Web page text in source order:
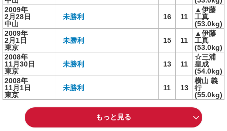
2009年
2月28日
中山
未勝利 16 11
▲伊藤
工真
(53.0kg)
2009年
2月1日
東京
未勝利 15 11
▲伊藤
工真
(53.0kg)
2008年
11月30日
東京
未勝利 13 11
☆三浦
皇成
(54.0kg)
2008年
11月1日
東京
未勝利 11 13
横山 義
行
(55.0kg)
もっと見る